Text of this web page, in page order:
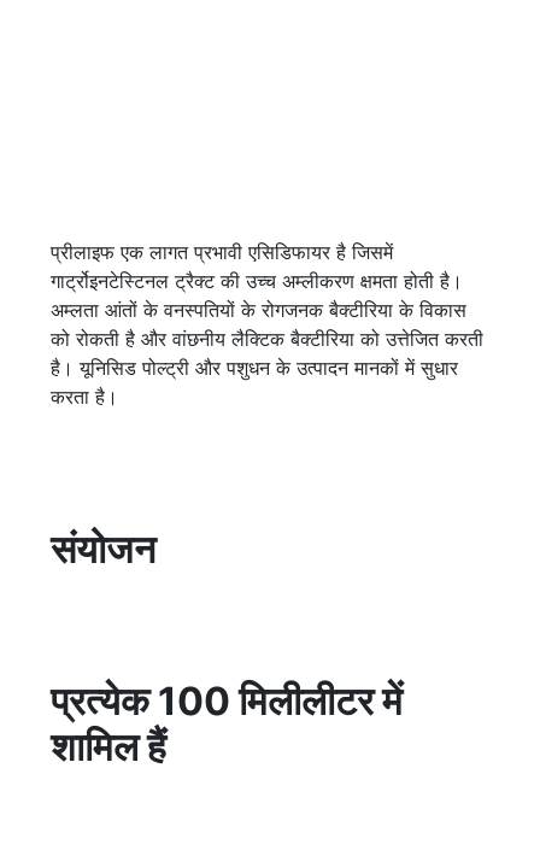
प्रीलाइफ एक लागत प्रभावी एसिडिफायर है जिसमें
गार्ट्रोइनटेस्टिनल ट्रैक्ट की उच्च अम्लीकरण क्षमता होती है।
अम्लता आंतों के वनस्पतियों के रोगजनक बैक्टीरिया के विकास
को रोकती है और वांछनीय लैक्टिक बैक्टीरिया को उत्तेजित करती
है। यूनिसिड पोल्ट्री और पशुधन के उत्पादन मानकों में सुधार
करता है।
संयोजन
प्रत्येक 100 मिलीलीटर में
शामिल हैं